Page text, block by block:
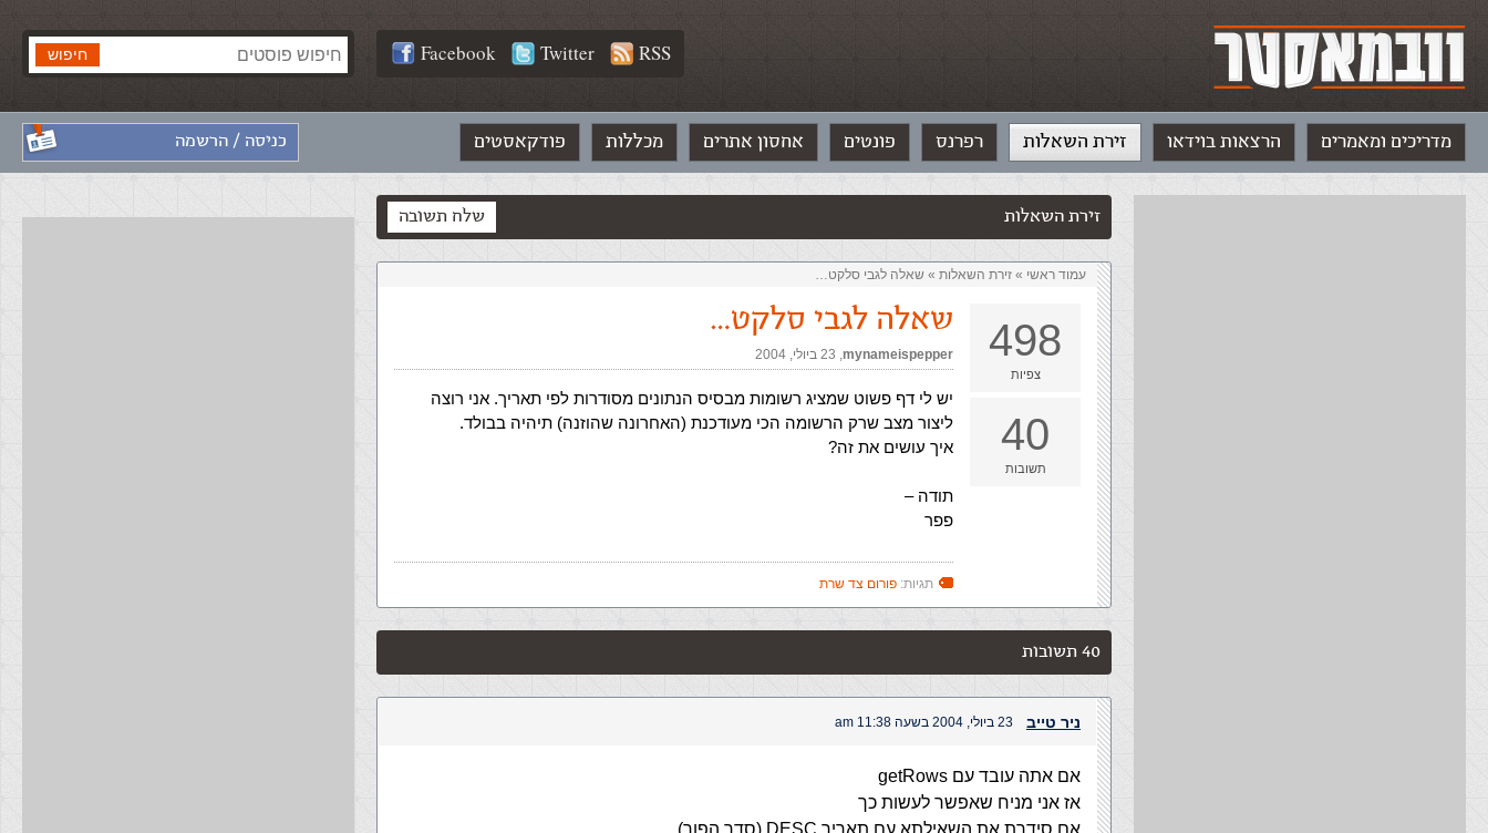
Facebook Twitter RSS
כניסה / הרשמה מדריכים ומאמרים הרצאות בוידאו זירת השאלות רפרנס פונטים אחסון אתרים מכללות פודקאסטים
שלח תשובה זירת השאלות
עמוד ראשי » ‏זירת השאלות‏ » שאלה לגבי סלקט…
498
צפיות
40
תשובות
שאלה לגבי סלקט…
mynameispepper
,‏ 23 ביולי, 2004
יש לי דף פשוט שמציג רשומות מבסיס הנתונים מסודרות לפי תאריך. אני רוצה
ליצור מצב שרק הרשומה הכי מעודכנת (האחרונה שהוזנה) תיהיה בבולד.
איך עושים את זה?
תודה –
פפר
תגיות: פורום צד שרת
40 תשובות
ניר טייב 23 ביולי, 2004 בשעה 11:38 am
אם אתה עובד עם getRows
אז אני מניח שאפשר לעשות כך
אם סידרת את השאילתא עם תאריך DESC (סדר הפוך)